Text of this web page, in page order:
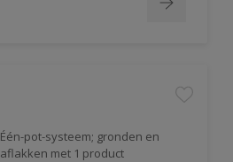
Één-pot-systeem; gronden en
aflakken met 1 product